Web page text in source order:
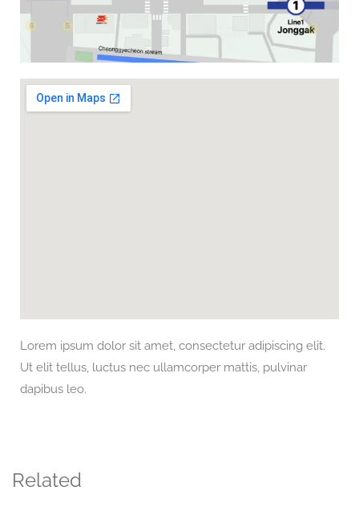
Lorem ipsum dolor sit amet, consectetur adipiscing elit.
Ut elit tellus, luctus nec ullamcorper mattis, pulvinar
dapibus leo.
Related